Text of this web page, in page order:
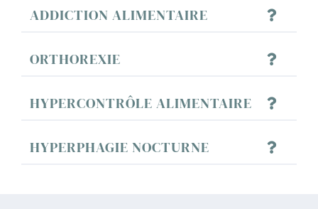
ADDICTION ALIMENTAIRE
ORTHOREXIE
HYPERCONTRÔLE ALIMENTAIRE
HYPERPHAGIE NOCTURNE